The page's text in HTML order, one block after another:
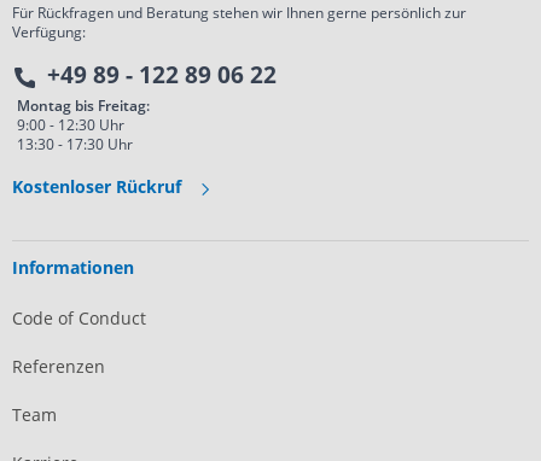
Für Rückfragen und Beratung stehen wir Ihnen gerne persönlich zur
Verfügung:
+49 89 - 122 89 06 22
Montag bis Freitag:
9:00 - 12:30 Uhr
13:30 - 17:30 Uhr
Kostenloser Rückruf
Informationen
Code of Conduct
Referenzen
Team